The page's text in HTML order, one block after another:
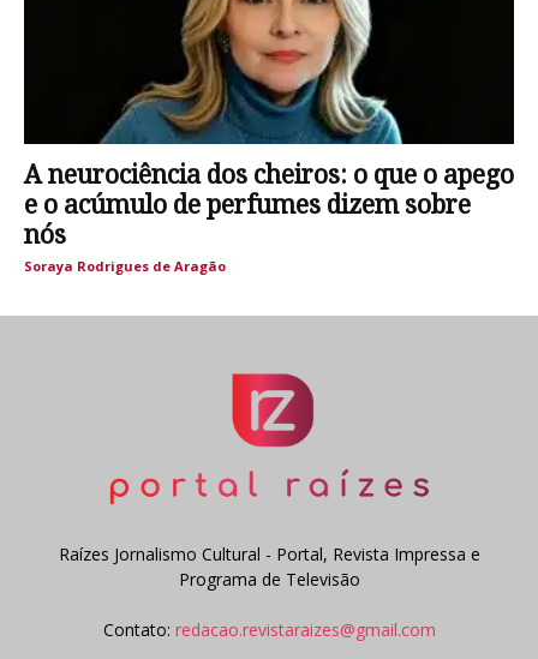
A neurociência dos cheiros: o que o apego
e o acúmulo de perfumes dizem sobre
nós
Soraya Rodrigues de Aragão
Raízes Jornalismo Cultural - Portal, Revista Impressa e
Programa de Televisão
Contato: redacao.revistaraizes@gmail.com